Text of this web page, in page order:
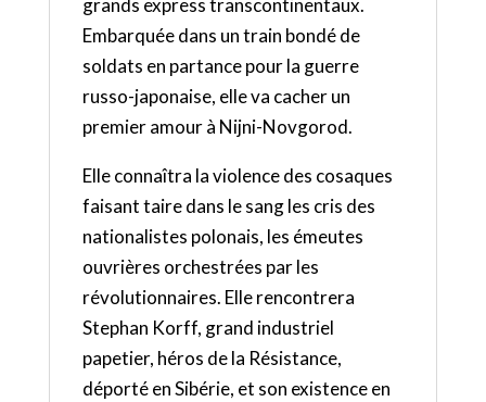
grands express transcontinentaux.
Embarquée dans un train bondé de
soldats en partance pour la guerre
russo-japonaise, elle va cacher un
premier amour à Nijni-Novgorod.
Elle connaîtra la violence des cosaques
faisant taire dans le sang les cris des
nationalistes polonais, les émeutes
ouvrières orchestrées par les
révolutionnaires. Elle rencontrera
Stephan Korff, grand industriel
papetier, héros de la Résistance,
déporté en Sibérie, et son existence en